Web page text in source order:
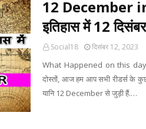
12 December
इतिहास में 12
Social18 दिसंबर 12, 2023
What Happened on this
दोस्तों, आज हम आप सभी रीडर्स के
यानि 12 December से जुड़ी हैं.…